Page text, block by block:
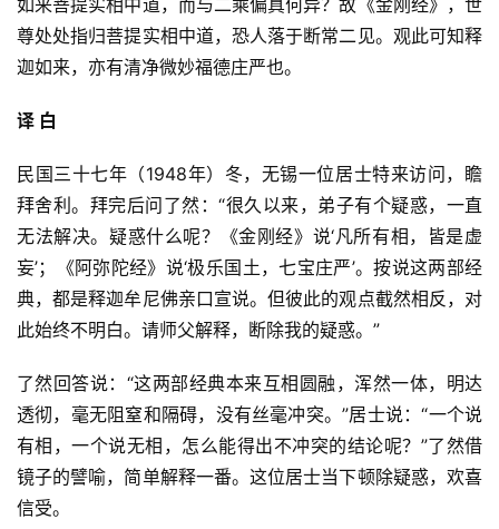
资
讯
八
点
僧
音
高
僧
访
谈
如来菩提实相中道，而与二乘偏真何异？故《金刚经》，世
尊处处指归菩提实相中道，恐人落于断常二见。观此可知释
迦如来，亦有清净微妙福德庄严也。
译 白
民国三十七年（1948年）冬，无锡一位居士特来访问，瞻
拜舍利。拜完后问了然：“很久以来，弟子有个疑惑，一直
无法解决。疑惑什么呢？《金刚经》说‘凡所有相，皆是虚
妄’；《阿弥陀经》说‘极乐国土，七宝庄严’。按说这两部经
典，都是释迦牟尼佛亲口宣说。但彼此的观点截然相反，对
此始终不明白。请师父解释，断除我的疑惑。”
了然回答说：“这两部经典本来互相圆融，浑然一体，明达
透彻，毫无阻窒和隔碍，没有丝毫冲突。”居士说：“一个说
有相，一个说无相，怎么能得出不冲突的结论呢？”了然借
镜子的譬喻，简单解释一番。这位居士当下顿除疑惑，欢喜
信受。